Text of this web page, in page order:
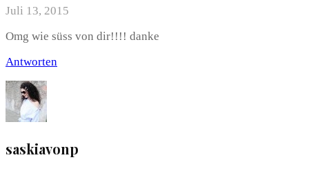
Juli 13, 2015
Omg wie süss von dir!!!! danke
Antworten
saskiavonp